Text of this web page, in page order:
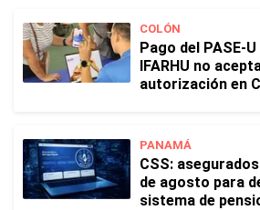
COLÓN
Pago del PASE-
IFARHU no
autorización en
PANAMÁ
CSS:
de agosto para
sistema de